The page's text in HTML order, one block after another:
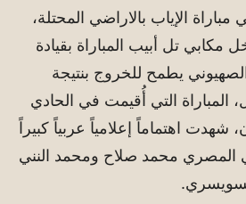
الإياب بالاراضي المحتلة،
مكابي تل أبيب المباراة بقيادة
يطمح للخروج بنتيجة
المباراة التي أُقيمت في الحادي
اهتماماً إعلامياً عربياً كبيراً
المصري محمد صلاح ومحمد النني